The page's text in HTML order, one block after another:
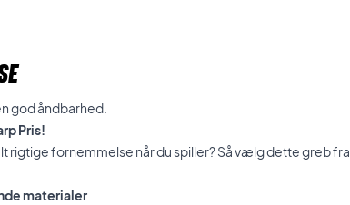
god åndbarhed.
Pris!
rigtige fornemmelse når du spiller? Så vælg dette greb fra
materialer